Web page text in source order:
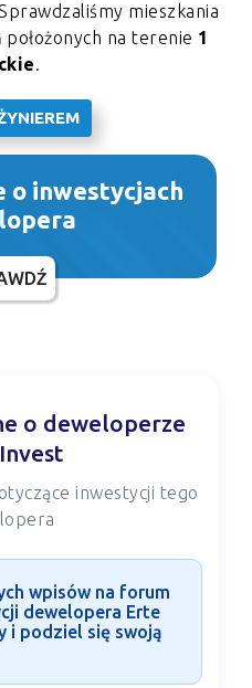
mieszkania
położonych na terenie 1
.
o inwestycjach
o deweloperze
inwestycji tego
wpisów na forum
dewelopera Erte
i podziel się swoją